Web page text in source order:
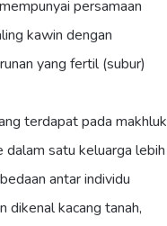
persamaan
kawin dengan
yang fertil (subur)
terdapat pada makhluk
dalam satu keluarga lebih
antar individu
dikenal kacang tanah,